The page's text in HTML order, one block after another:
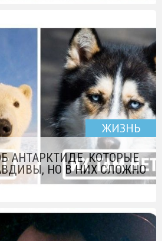
ЖИЗНЬ
АНТАРКТИДЕ, КОТОРЫЕ
НО В НИХ СЛОЖНО